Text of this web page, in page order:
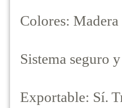
Colores: Madera
Sistema seguro
Exportable: Sí.